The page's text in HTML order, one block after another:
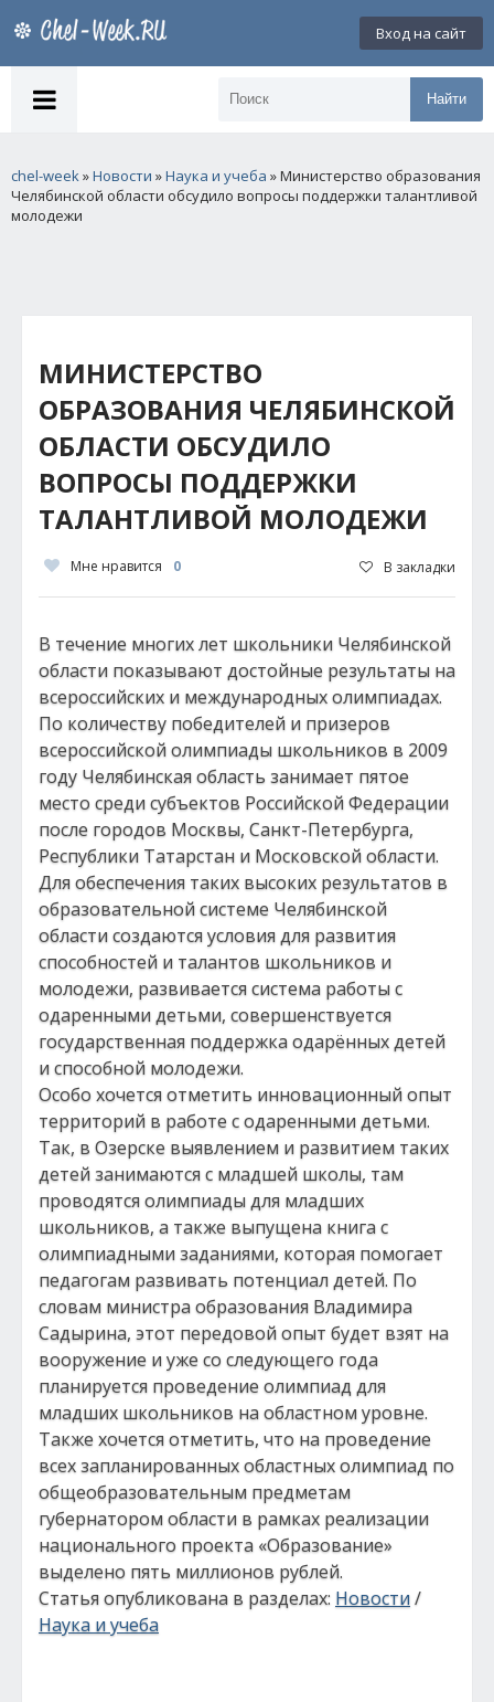
Вход на сайт
Найти
chel-week»Новости »Наука и учеба » Министерство образования
Челябинской области обсудило вопросы поддержки талантливой
молодежи
МИНИСТЕРСТВО
ОБРАЗОВАНИЯ ЧЕЛЯБИНСКОЙ
ОБЛАСТИ ОБСУДИЛО
ВОПРОСЫ ПОДДЕРЖКИ
ТАЛАНТЛИВОЙ МОЛОДЕЖИ
Мне нравится 0 В закладки
В течение многих лет школьники Челябинской
области показывают достойные результаты на
всероссийских и международных олимпиадах.
По количеству победителей и призеров
всероссийской олимпиады школьников в 2009
году Челябинская область занимает пятое
место среди субъектов Российской Федерации
после городов Москвы, Санкт-Петербурга,
Республики Татарстан и Московской области.
Для обеспечения таких высоких результатов в
образовательной системе Челябинской
области создаются условия для развития
способностей и талантов школьников и
молодежи, развивается система работы с
одаренными детьми, совершенствуется
государственная поддержка одарённых детей
и способной молодежи.
Особо хочется отметить инновационный опыт
территорий в работе с одаренными детьми.
Так, в Озерске выявлением и развитием таких
детей занимаются с младшей школы, там
проводятся олимпиады для младших
школьников, а также выпущена книга с
олимпиадными заданиями, которая помогает
педагогам развивать потенциал детей. По
словам министра образования Владимира
Садырина, этот передовой опыт будет взят на
вооружение и уже со следующего года
планируется проведение олимпиад для
младших школьников на областном уровне.
Также хочется отметить, что на проведение
всех запланированных областных олимпиад по
общеобразовательным предметам
губернатором области в рамках реализации
национального проекта «Образование»
выделено пять миллионов рублей.
Статья опубликована в разделах: Новости/
Наука и учеба